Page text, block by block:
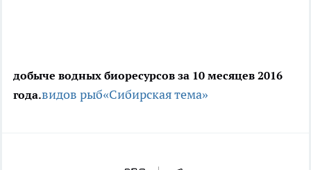
добыче водных биоресурсов за 10 месяцев 2016
года.видов рыб«Сибирская тема»